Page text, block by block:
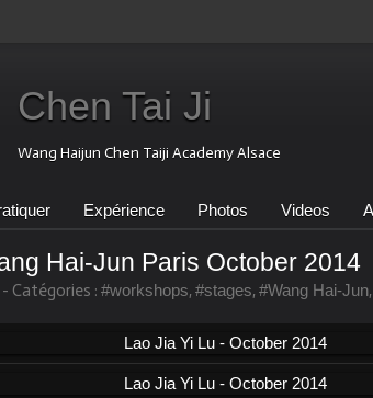
Chen Tai Ji
Wang Haijun Chen Taiji Academy Alsace
Expérience Photos Videos
Hai-Jun Paris October 2014
- Catégories : #workshops, #stages, #Wang Hai-Jun,